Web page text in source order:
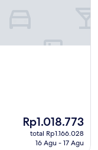
Harga
sekarang
Rp1.018.773
Rp1.018.773
total Rp1.166.028
16 Agu - 17 Agu